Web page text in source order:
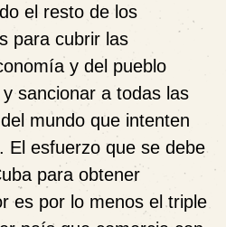
el resto de los
para cubrir las
y del pueblo
sancionar a todas las
mundo que intenten
El esfuerzo que se debe
para obtener
es por lo menos el triple